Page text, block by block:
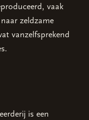
vaak
zeldzame
vanzelfsprekend
is een